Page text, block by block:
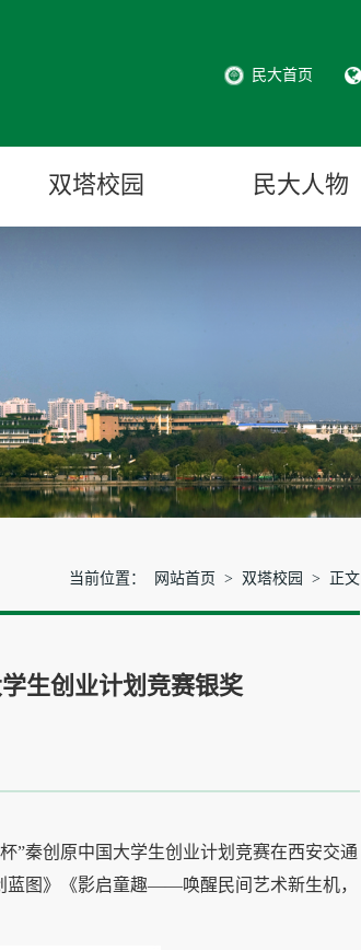
民大首页
双塔校园 民大人物
当前位置： 网站首页 > 双塔校园 > 正文
生创业计划竞赛银奖
”秦创原中国大学生创业计划竞赛在西安交通
图》《影启童趣——唤醒民间艺术新生机，